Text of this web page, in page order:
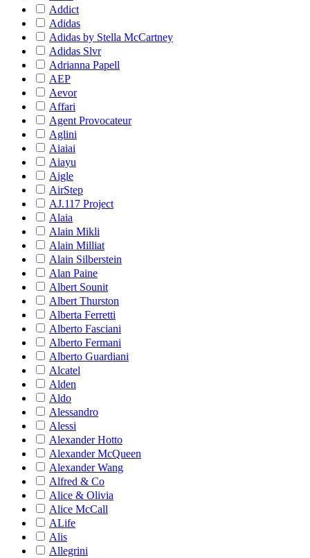
Addict
Adidas
Adidas by Stella McCartney
Adidas Slvr
Adrianna Papell
AEP
Aevor
Affari
Agent Provocateur
Aglini
Aiaiai
Aiayu
Aigle
AirStep
AJ.117 Project
Alaia
Alain Mikli
Alain Milliat
Alain Silberstein
Alan Paine
Albert Sounit
Albert Thurston
Alberta Ferretti
Alberto Fasciani
Alberto Fermani
Alberto Guardiani
Alcatel
Alden
Aldo
Alessandro
Alessi
Alexander Hotto
Alexander McQueen
Alexander Wang
Alfred & Co
Alice & Olivia
Alice McCall
ALife
Alis
Allegrini